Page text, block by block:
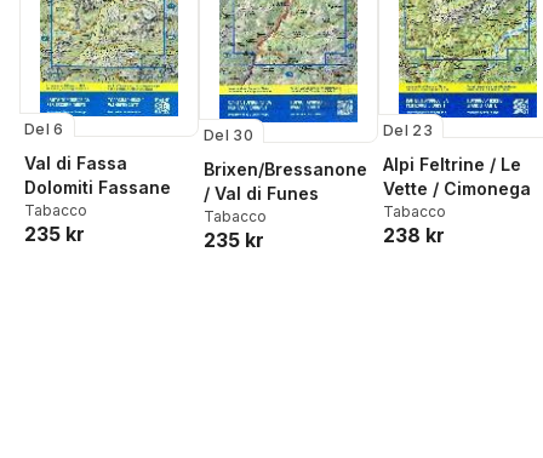
Del 6
Val di Fassa
Dolomiti Fassane
Tabacco
235 kr
Del 30
Brixen/Bressanone
/ Val di Funes
Tabacco
235 kr
Del 23
Alpi Feltrine / Le
Vette / Cimonega
Tabacco
238 kr